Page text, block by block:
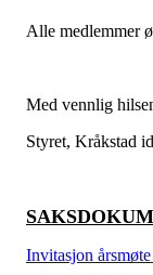
Alle medlemmer
Med vennlig
Styret, Kråkstad
Invitasjon